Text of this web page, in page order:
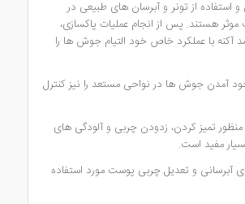
استفاده از تونر و آبرسان های طبیعی در
هستند. پس از انجام عملیات پاکسازی،
آکنه با عملکرد خاص خود التیام جوش ها را
آمدن جوش ها در نواحی مستعد را نیز کنترل
تمیز کردن، زدودن چربی و آلودگی های
مفید است.
آبرسانی و تعدیل چربی پوست مورد استفاده